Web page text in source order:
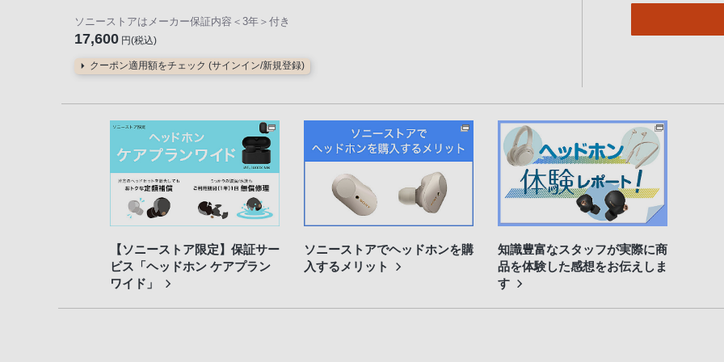
ソニーストアはメーカー保証内容 ＜3年＞ 付き
17,600 円(税込)
クーポン適用額をチェック (サインイン/新規登録)
【ソニーストア限定】保証サー
ビス「ヘッドホン ケアプラン
ワイド」
ソニーストアでヘッドホンを購
入するメリット
知識豊富なスタッフが実際に商
品を体験した感想をお伝えしま
す